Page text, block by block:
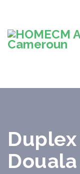
Douala